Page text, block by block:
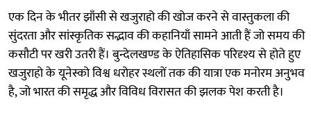
एक दिन के भीतर झाँसी से खजुराहो की खोज करने से वास्तुकला की
सुंदरता और सांस्कृतिक सद्भाव की कहानियाँ सामने आती हैं जो समय की
कसौटी पर खरी उतरी हैं। बुन्देलखण्ड के ऐतिहासिक परिदृश्य से होते हुए
खजुराहो के यूनेस्को विश्व धरोहर स्थलों तक की यात्रा एक मनोरम अनुभव
है, जो भारत की समृद्ध और विविध विरासत की झलक पेश करती है।